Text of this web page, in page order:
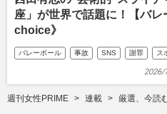
座」が世界で話題に！【バレ
choice》
バレーボール 事故 SNS 謝罪 ス
2026/
週刊女性PRIME 連載 厳選、今読